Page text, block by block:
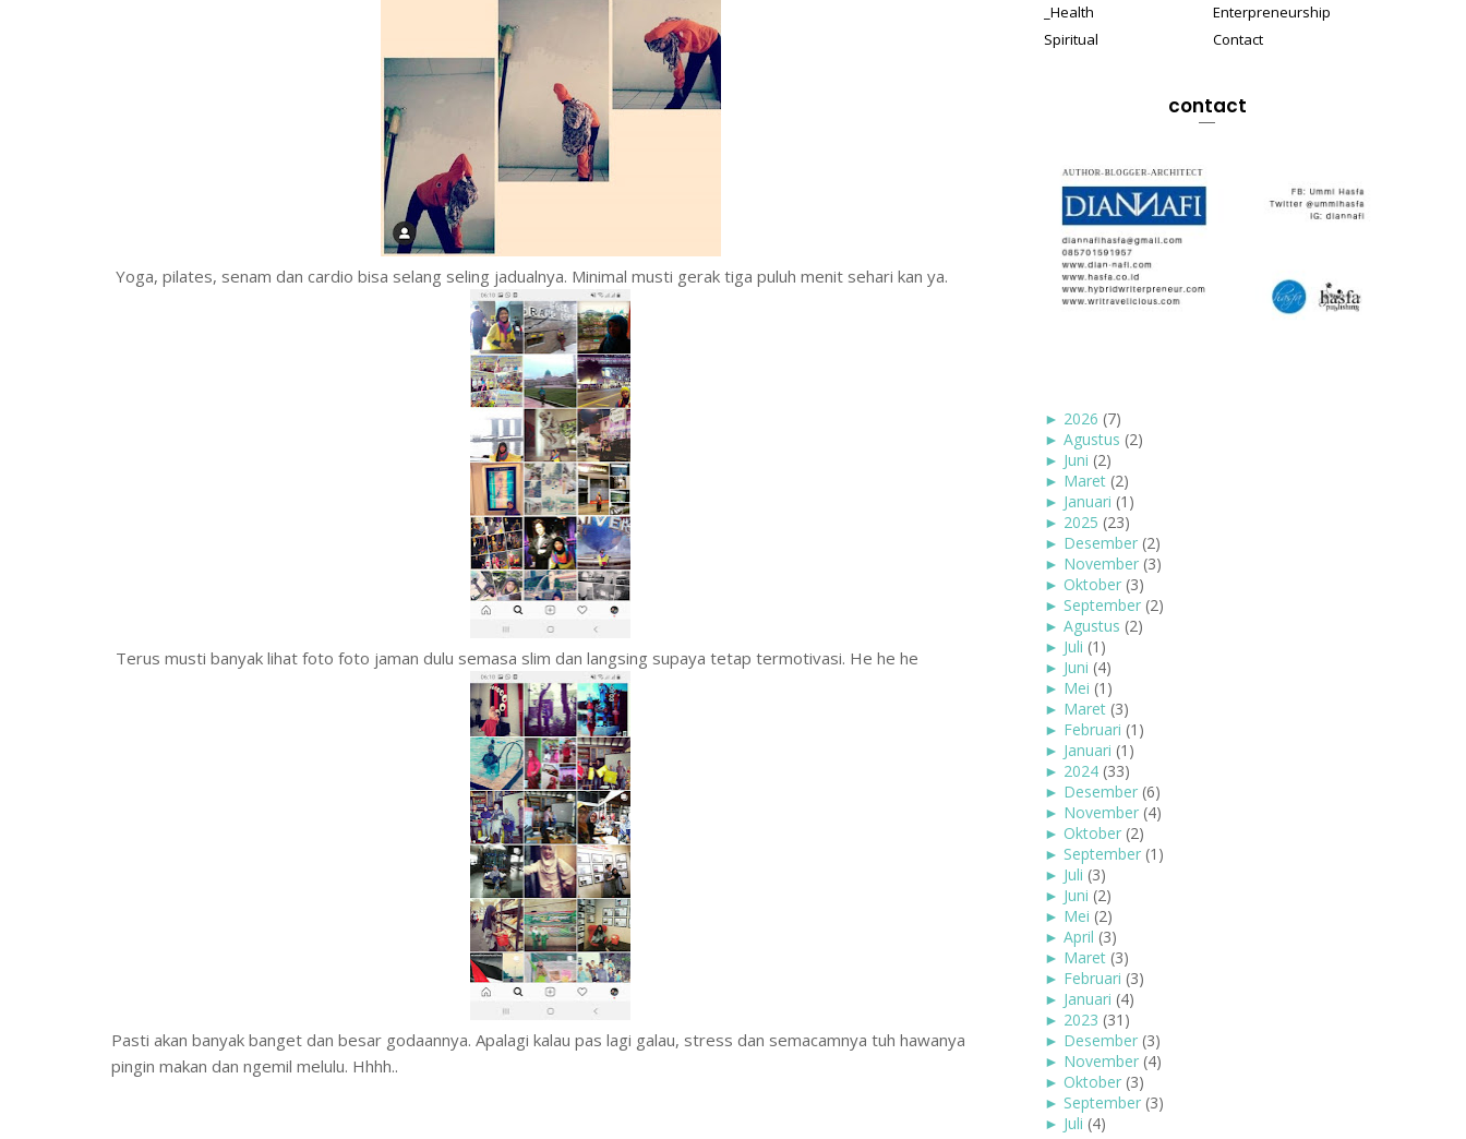
Yoga, pilates, senam dan cardio bisa selang seling jadualnya. Minimal musti gerak tiga puluh menit sehari kan ya.
Terus musti banyak lihat foto foto jaman dulu semasa slim dan langsing supaya tetap termotivasi. He he he
Pasti akan banyak banget dan besar godaannya. Apalagi kalau pas lagi galau, stress dan semacamnya tuh hawanya
pingin makan dan ngemil melulu. Hhhh..
_Health
Enterpreneurship
Spiritual
Contact
contact
► 2026 (7)
► Agustus (2)
► Juni (2)
► Maret (2)
► Januari (1)
► 2025 (23)
► Desember (2)
► November (3)
► Oktober (3)
► September (2)
► Agustus (2)
► Juli (1)
► Juni (4)
► Mei (1)
► Maret (3)
► Februari (1)
► Januari (1)
► 2024 (33)
► Desember (6)
► November (4)
► Oktober (2)
► September (1)
► Juli (3)
► Juni (2)
► Mei (2)
► April (3)
► Maret (3)
► Februari (3)
► Januari (4)
► 2023 (31)
► Desember (3)
► November (4)
► Oktober (3)
► September (3)
► Juli (4)